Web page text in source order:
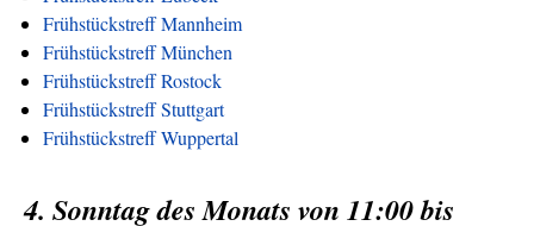
Frühstückstreff Mannheim
Frühstückstreff München
Frühstückstreff Rostock
Frühstückstreff Stuttgart
Frühstückstreff Wuppertal
4. Sonntag des Monats von 11:00 bis